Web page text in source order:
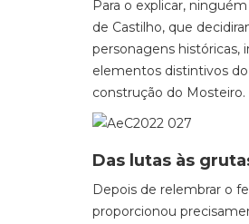
Para o explicar,
de Castilho, que
personagens históricas,
elementos distintivos
construção do Mosteiro.
Das lutas às
Depois de relembrar o
proporcionou